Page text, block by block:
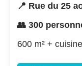
📍 Rue du 25
👥 300
600 m² +